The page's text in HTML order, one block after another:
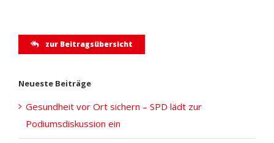
zur Beitragsübersicht
Neueste Beiträge
Gesundheit vor Ort sichern – SPD lädt zur
Podiumsdiskussion ein